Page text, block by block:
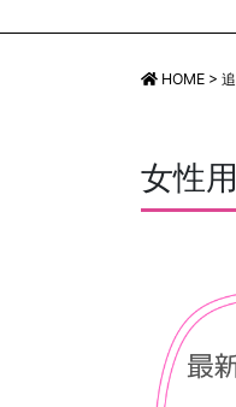
HOME >
女性